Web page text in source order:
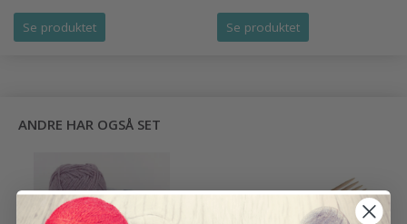
Se produktet Se produktet
ANDRE HAR OGSÅ SET